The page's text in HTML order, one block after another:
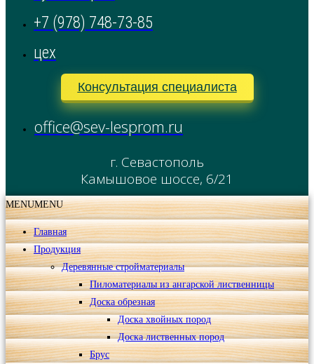
+7 (978) 748-73-85
цех
Консультация специалиста
office@sev-lesprom.ru
г. Севастополь
Камышовое шоссе, 6/21
MENUMENU
Главная
Продукция
Деревянные стройматериалы
Пиломатериалы из ангарской лиственницы
Доска обрезная
Доска хвойных пород
Доска лиственных пород
Брус